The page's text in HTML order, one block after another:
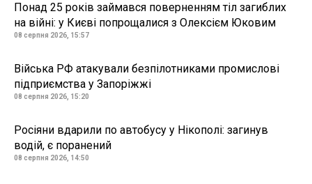
Понад 25 років займався поверненням тіл загиблих
на війні: у Києві попрощалися з Олексієм Юковим
08 серпня 2026, 15:57
Війська РФ атакували безпілотниками промислові
підприємства у Запоріжжі
08 серпня 2026, 15:20
Росіяни вдарили по автобусу у Нікополі: загинув
водій, є поранений
08 серпня 2026, 14:50